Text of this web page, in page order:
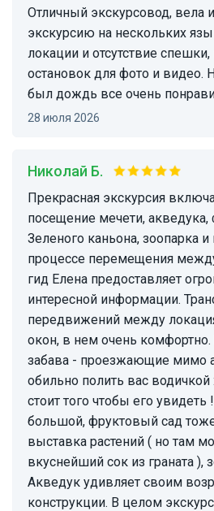
Отличный экскурсовод, вела интересную
экскурсию на нескольких
локации и отсутствие
остановок для фото и видео.
был дождь все очень
28 июля 2026
Николай Б.
Прекрасная экскурсия включающая в себя
посещение мечети, акведука,
Зеленого каньона, зоопарка
процессе перемещения
гид Елена предоставляет
интересной информации.
передвижений между
окон, в нем очень комфортно.
забава - проезжающие мимо
обильно полить вас
стоит того чтобы его
большой, фруктовый сад
выставка растений ( но там
вкуснейший сок из граната ),
Акведук удивляет своим
конструкции. В целом